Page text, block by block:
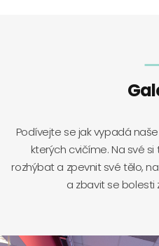
Podívejte se jak vypadá
kterých cvičíme. Na své
rozhýbat a zpevnit své tělo,
a zbavit se bolesti